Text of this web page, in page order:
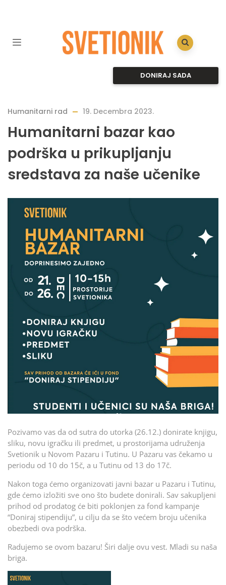
DONIRAJ SADA
Humanitarni rad 19. Decembra 2023.
Humanitarni bazar kao
podrška u prikupljanju
sredstava za naše učenike
Pozivamo vas da od sutra do utorka (26.12.) donirate knjigu,
sliku, novu igračku ili predmet, u prostorijama udruženja
Svetionik u Novom Pazaru i Tutinu. U Pazaru vas čekamo u
periodu od 10 do 15č, a u Tutinu od 13 do 17č.
Nakon toga ćemo organizovati javni bazar u Pazaru i Tutinu,
gde ćemo izložiti sve ono što budete donirali. Sav sakupljeni
prihod od prodatog će biti poklonjen za fond kampanje
“Doniraj stipendiju”, u cilju da se što većem broju učenika
obezbedi ova podrška.
Radujemo se ovom bazaru! Širi dalje ovu vest. Mladi su naša
briga.